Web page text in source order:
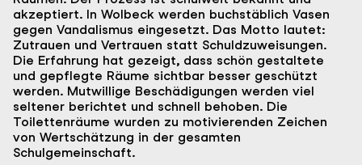
akzeptiert. In Wolbeck werden buchstäblich Vasen
gegen Vandalismus eingesetzt. Das Motto lautet:
Zutrauen und Vertrauen statt Schuldzuweisungen.
Die Erfahrung hat gezeigt, dass schön gestaltete
und gepflegte Räume sichtbar besser geschützt
werden. Mutwillige Beschädigungen werden viel
seltener berichtet und schnell behoben. Die
Toilettenräume wurden zu motivierenden Zeichen
von Wertschätzung in der gesamten
Schulgemeinschaft.